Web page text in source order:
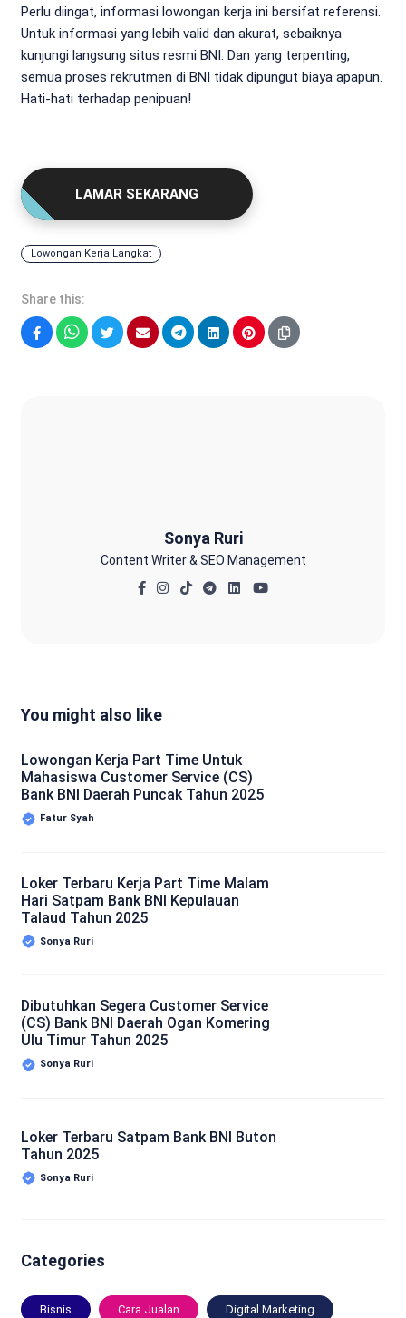
Perlu diingat, informasi lowongan kerja ini bersifat referensi.
Untuk informasi yang lebih valid dan akurat, sebaiknya
kunjungi langsung situs resmi BNI. Dan yang terpenting,
semua proses rekrutmen di BNI tidak dipungut biaya apapun.
Hati-hati terhadap penipuan!
LAMAR SEKARANG
Lowongan Kerja Langkat
Share this:
Sonya Ruri
Content Writer & SEO Management
You might also like
Lowongan Kerja Part Time Untuk
Mahasiswa Customer Service (CS)
Bank BNI Daerah Puncak Tahun 2025
Fatur Syah
Loker Terbaru Kerja Part Time Malam
Hari Satpam Bank BNI Kepulauan
Talaud Tahun 2025
Sonya Ruri
Dibutuhkan Segera Customer Service
(CS) Bank BNI Daerah Ogan Komering
Ulu Timur Tahun 2025
Sonya Ruri
Loker Terbaru Satpam Bank BNI Buton
Tahun 2025
Sonya Ruri
Categories
Bisnis Cara Jualan Digital Marketing